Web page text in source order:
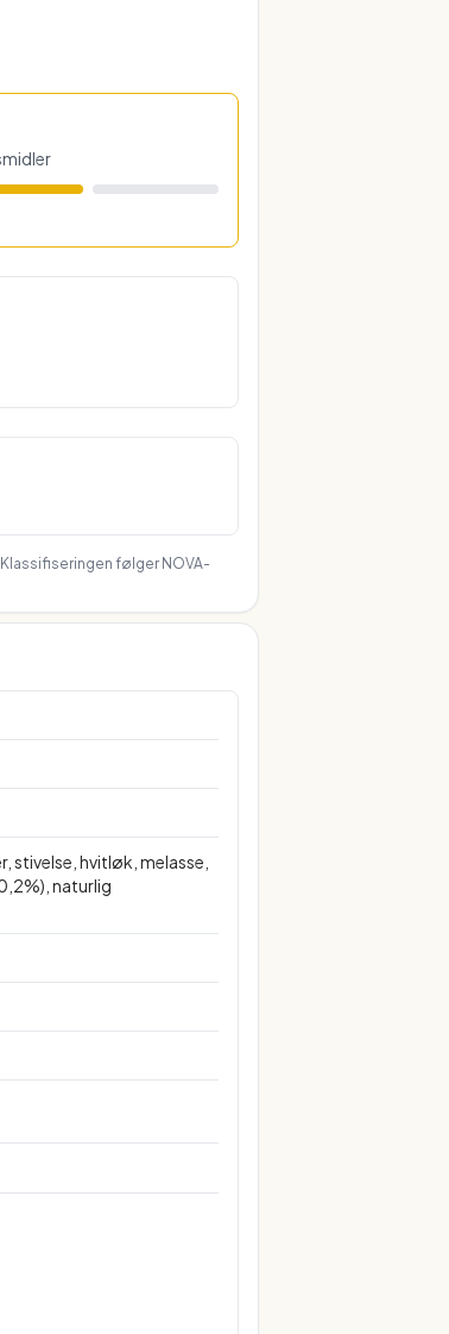
følger NOVA-
hvitløk, melasse,
naturlig